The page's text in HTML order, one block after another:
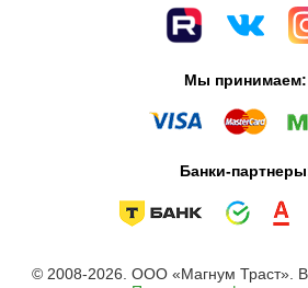
Мы принимаем:
Банки-
© 2008-2026. ООО «Магнум Траст».